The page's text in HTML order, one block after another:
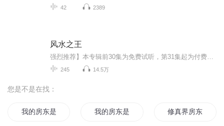
42 2389
风水之王
245 14.5万
您是不是在找：
我的房东是女鬼 我的房东是二哈 修真界房东